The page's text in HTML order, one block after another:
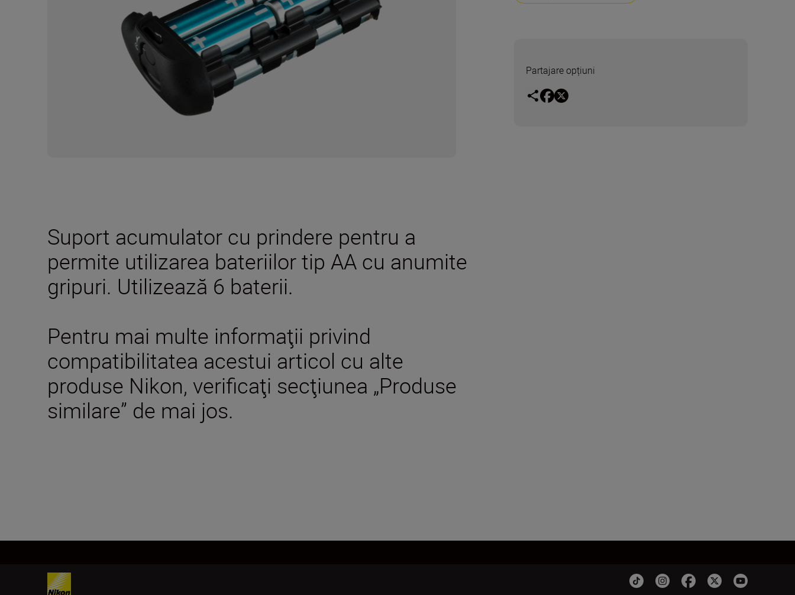
Partajare opțiuni
Suport acumulator cu prindere pentru a
permite utilizarea bateriilor tip AA cu anumite
gripuri. Utilizează 6 baterii.
Pentru mai multe informaţii privind
compatibilitatea acestui articol cu alte
produse Nikon, verificaţi secţiunea „Produse
similare” de mai jos.